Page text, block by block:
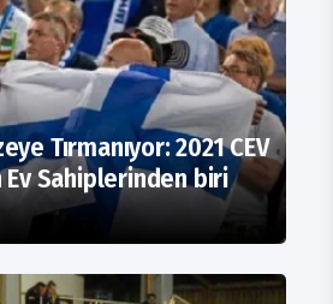
Tırmanıyor: 2021 CEV
Ev Sahiplerinden biri